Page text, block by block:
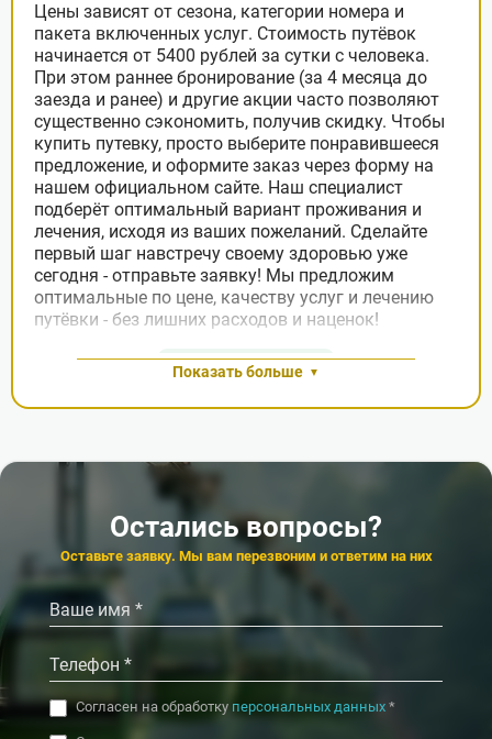
Цены зависят от сезона, категории номера и
пакета включенных услуг. Стоимость путёвок
начинается от 5400 рублей за сутки с человека.
При этом раннее бронирование (за 4 месяца до
заезда и ранее) и другие акции часто позволяют
существенно сэкономить, получив скидку. Чтобы
купить путевку, просто выберите понравившееся
предложение, и оформите заказ через форму на
нашем официальном сайте. Наш специалист
подберёт оптимальный вариант проживания и
лечения, исходя из ваших пожеланий. Сделайте
первый шаг навстречу своему здоровью уже
сегодня - отправьте заявку! Мы предложим
оптимальные по цене, качеству услуг и лечению
путёвки - без лишних расходов и наценок!
Заявка на подбор
Показать больше
Остались вопросы?
Оставьте заявку. Мы вам перезвоним и ответим на них
Согласен на обработку персональных данных*